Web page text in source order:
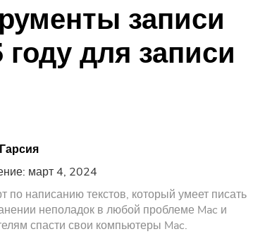
Free Video Editor
Бесплатный фотокомпрессор
записи
для записи
март 4, 2024
по написанию текстов, который умеет писать
неполадок в любой проблеме Mac и
спасти свои компьютеры Mac.